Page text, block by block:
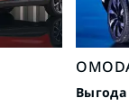
Выгода